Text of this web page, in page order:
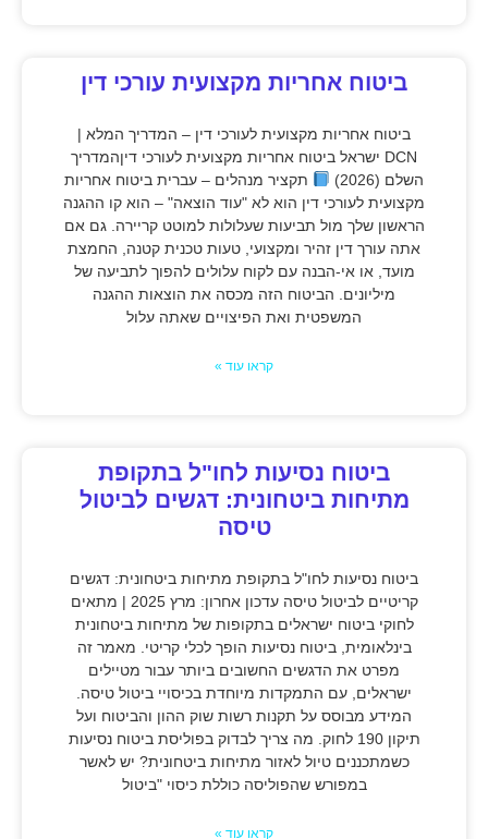
ביטוח אחריות מקצועית עורכי דין
ביטוח אחריות מקצועית לעורכי דין – המדריך המלא |
DCN ישראל ביטוח אחריות מקצועית לעורכי דיןהמדריך
השלם (2026)
תקציר מנהלים – עברית ביטוח אחריות
מקצועית לעורכי דין הוא לא "עוד הוצאה" – הוא קו ההגנה
הראשון שלך מול תביעות שעלולות למוטט קריירה. גם אם
אתה עורך דין זהיר ומקצועי, טעות טכנית קטנה, החמצת
מועד, או אי-הבנה עם לקוח עלולים להפוך לתביעה של
מיליונים. הביטוח הזה מכסה את הוצאות ההגנה
המשפטית ואת הפיצויים שאתה עלול
קראו עוד »
ביטוח נסיעות לחו"ל בתקופת
מתיחות ביטחונית: דגשים לביטול
טיסה
ביטוח נסיעות לחו"ל בתקופת מתיחות ביטחונית: דגשים
קריטיים לביטול טיסה עדכון אחרון: מרץ 2025 | מתאים
לחוקי ביטוח ישראלים בתקופות של מתיחות ביטחונית
בינלאומית, ביטוח נסיעות הופך לכלי קריטי. מאמר זה
מפרט את הדגשים החשובים ביותר עבור מטיילים
ישראלים, עם התמקדות מיוחדת בכיסויי ביטול טיסה.
המידע מבוסס על תקנות רשות שוק ההון והביטוח ועל
תיקון 190 לחוק. מה צריך לבדוק בפוליסת ביטוח נסיעות
כשמתכננים טיול לאזור מתיחות ביטחונית? יש לאשר
במפורש שהפוליסה כוללת כיסוי "ביטול
קראו עוד »